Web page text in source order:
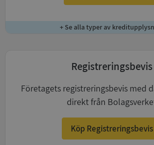
+ Se alla typer av
Registreringsbevis
Företagets registreringsbevis med
direkt från
Köp Registreringsbevis